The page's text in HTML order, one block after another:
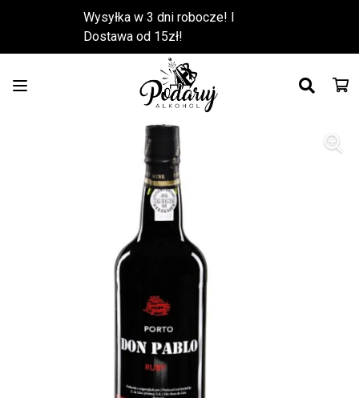
Wysyłka w 3 dni robocze! l
Dostawa od 15zł!